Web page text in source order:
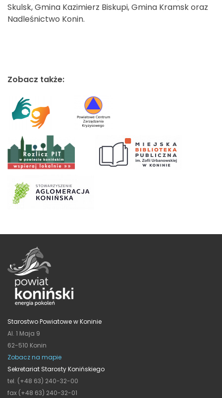
Skulsk, Gmina Kazimierz Biskupi, Gmina Kramsk oraz
Nadleśnictwo Konin.
Zobacz także:
Starostwo Powiatowe w Koninie
Al. 1 Maja 9
62-510 Konin
Zobacz na mapie
Sekretariat Starosty Konińskiego
tel. (+48 63) 240-32-00
fax (+48 63) 240-32-01